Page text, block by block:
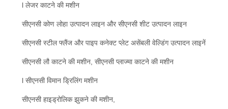
l लेजर काटने की मशीन
सीएनसी कोण लोहा उत्पादन लाइन और सीएनसी शीट उत्पादन लाइन
सीएनसी स्टील फ्लैंज और पाइप कनेक्ट प्लेट असेंबली वेल्डिंग उत्पादन लाइनें
सीएनसी लौ काटने की मशीन, सीएनसी प्लाज्मा काटने की मशीन
l सीएनसी विमान ड्रिलिंग मशीन
सीएनसी हाइड्रोलिक झुकने की मशीन,